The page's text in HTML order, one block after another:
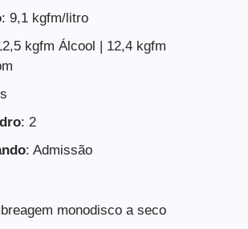
: 9,1 kgfm/litro
kgfm Álcool | 12,4 kgfm
: 2
: Admissão
monodisco a seco